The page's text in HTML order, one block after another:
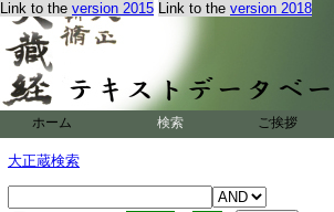
Link to the version 2015 Link to the version 2018
ホーム 検索 ご挨拶
大正蔵検索